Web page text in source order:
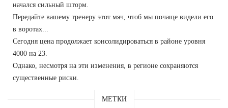
начался сильный шторм.
Передайте вашему тренеру этот мяч, чтоб мы почаще видели его
в воротах...
Сегодня цена продолжает консолидироваться в районе уровня
4000 на 23.
Однако, несмотря на эти изменения, в регионе сохраняются
существенные риски.
МЕТКИ